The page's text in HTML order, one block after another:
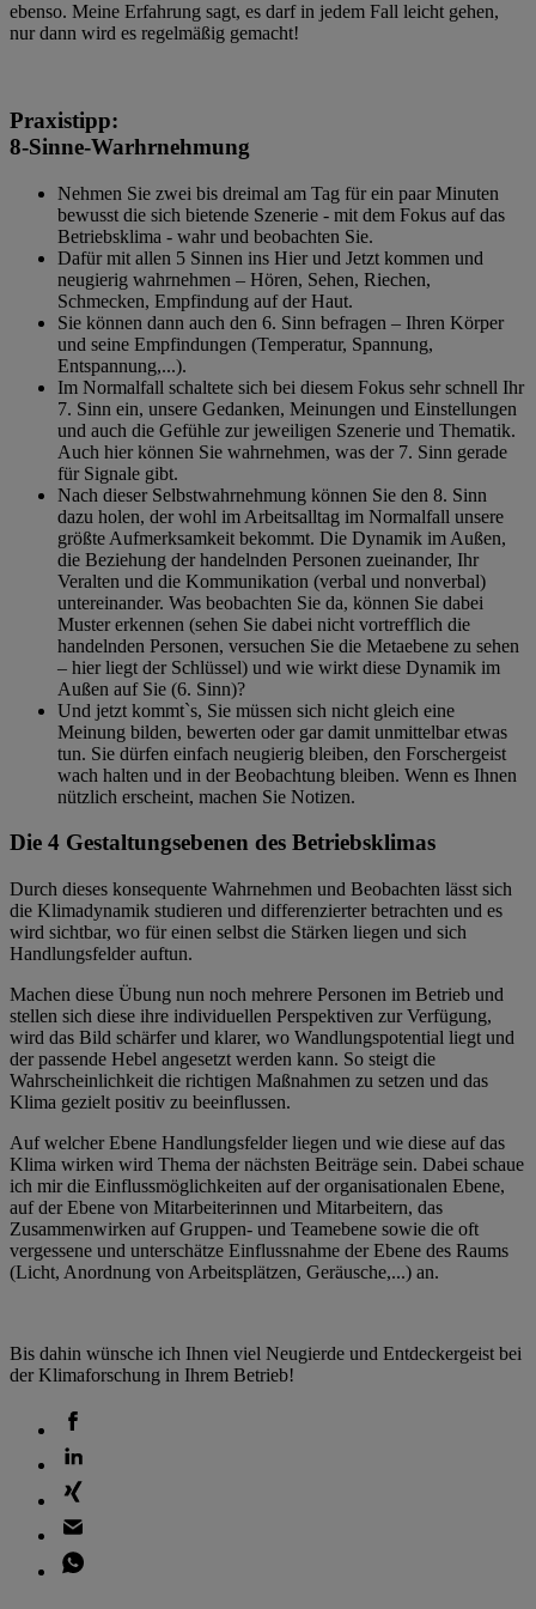
ebenso. Meine Erfahrung sagt, es darf in jedem Fall leicht gehen,
nur dann wird es regelmäßig gemacht!
Praxistipp:
8-Sinne-Warhrnehmung
Nehmen Sie zwei bis dreimal am Tag für ein paar Minuten
bewusst die sich bietende Szenerie - mit dem Fokus auf das
Betriebsklima - wahr und beobachten Sie.
Dafür mit allen 5 Sinnen ins Hier und Jetzt kommen und
neugierig wahrnehmen – Hören, Sehen, Riechen,
Schmecken, Empfindung auf der Haut.
Sie können dann auch den 6. Sinn befragen – Ihren Körper
und seine Empfindungen (Temperatur, Spannung,
Entspannung,...).
Im Normalfall schaltete sich bei diesem Fokus sehr schnell Ihr
7. Sinn ein, unsere Gedanken, Meinungen und Einstellungen
und auch die Gefühle zur jeweiligen Szenerie und Thematik.
Auch hier können Sie wahrnehmen, was der 7. Sinn gerade
für Signale gibt.
Nach dieser Selbstwahrnehmung können Sie den 8. Sinn
dazu holen, der wohl im Arbeitsalltag im Normalfall unsere
größte Aufmerksamkeit bekommt. Die Dynamik im Außen,
die Beziehung der handelnden Personen zueinander, Ihr
Veralten und die Kommunikation (verbal und nonverbal)
untereinander. Was beobachten Sie da, können Sie dabei
Muster erkennen (sehen Sie dabei nicht vortrefflich die
handelnden Personen, versuchen Sie die Metaebene zu sehen
– hier liegt der Schlüssel) und wie wirkt diese Dynamik im
Außen auf Sie (6. Sinn)?
Und jetzt kommt`s, Sie müssen sich nicht gleich eine
Meinung bilden, bewerten oder gar damit unmittelbar etwas
tun. Sie dürfen einfach neugierig bleiben, den Forschergeist
wach halten und in der Beobachtung bleiben. Wenn es Ihnen
nützlich erscheint, machen Sie Notizen.
Die 4 Gestaltungsebenen des Betriebsklimas
Durch dieses konsequente Wahrnehmen und Beobachten lässt sich
die Klimadynamik studieren und differenzierter betrachten und es
wird sichtbar, wo für einen selbst die Stärken liegen und sich
Handlungsfelder auftun.
Machen diese Übung nun noch mehrere Personen im Betrieb und
stellen sich diese ihre individuellen Perspektiven zur Verfügung,
wird das Bild schärfer und klarer, wo Wandlungspotential liegt und
der passende Hebel angesetzt werden kann. So steigt die
Wahrscheinlichkeit die richtigen Maßnahmen zu setzen und das
Klima gezielt positiv zu beeinflussen.
Auf welcher Ebene Handlungsfelder liegen und wie diese auf das
Klima wirken wird Thema der nächsten Beiträge sein. Dabei schaue
ich mir die Einflussmöglichkeiten auf der organisationalen Ebene,
auf der Ebene von Mitarbeiterinnen und Mitarbeitern, das
Zusammenwirken auf Gruppen- und Teamebene sowie die oft
vergessene und unterschätze Einflussnahme der Ebene des Raums
(Licht, Anordnung von Arbeitsplätzen, Geräusche,...) an.
Bis dahin wünsche ich Ihnen viel Neugierde und Entdeckergeist bei
der Klimaforschung in Ihrem Betrieb!